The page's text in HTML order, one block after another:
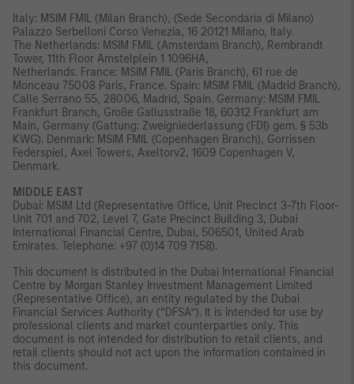
Italy: MSIM FMIL (Milan Branch), (Sede Secondaria di Milano)
Palazzo Serbelloni Corso Venezia, 16 20121 Milano, Italy.
The Netherlands: MSIM FMIL (Amsterdam Branch), Rembrandt
Tower, 11th Floor Amstelplein 1 1096HA,
Netherlands. France: MSIM FMIL (Paris Branch), 61 rue de
Monceau 75008 Paris, France. Spain: MSIM FMIL (Madrid Branch),
Calle Serrano 55, 28006, Madrid, Spain. Germany: MSIM FMIL
Frankfurt Branch, Große Gallusstraße 18, 60312 Frankfurt am
Main, Germany (Gattung: Zweigniederlassung (FDI) gem. § 53b
KWG). Denmark: MSIM FMIL (Copenhagen Branch), Gorrissen
Federspiel, Axel Towers, Axeltorv2, 1609 Copenhagen V,
Denmark.
MIDDLE EAST
Dubai: MSIM Ltd (Representative Office, Unit Precinct 3-7th Floor-
Unit 701 and 702, Level 7, Gate Precinct Building 3, Dubai
International Financial Centre, Dubai, 506501, United Arab
Emirates. Telephone: +97 (0)14 709 7158).
This document is distributed in the Dubai International Financial
Centre by Morgan Stanley Investment Management Limited
(Representative Office), an entity regulated by the Dubai
Financial Services Authority (“DFSA”). It is intended for use by
professional clients and market counterparties only. This
document is not intended for distribution to retail clients, and
retail clients should not act upon the information contained in
this document.